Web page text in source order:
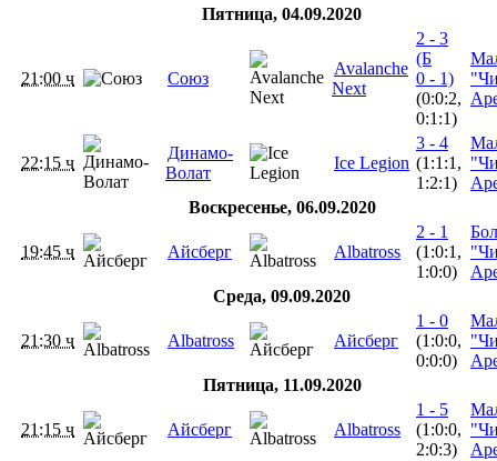
Пятница, 04.09.2020
21:00 ч Союз
Avalanche
Next
2 - 3
(Б
0 - 1)
(0:0:2,
0:1:1)
22:15 ч
Динамо-
Волат
Ice Legion
3 - 4
(1:1:1,
1:2:1)
Воскресенье, 06.09.2020
19:45 ч Айсберг Albatross
2 - 1
(1:0:1,
1:0:0)
Среда, 09.09.2020
21:30 ч Albatross Айсберг
1 - 0
(1:0:0,
0:0:0)
Пятница, 11.09.2020
21:15 ч Айсберг Albatross
1 - 5
(1:0:0,
2:0:3)